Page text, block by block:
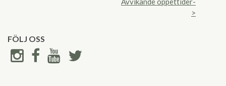
>
FÖLJ OSS